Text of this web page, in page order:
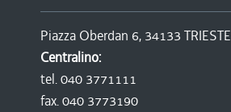
Piazza Oberdan 6, 34133 TRIESTE
Centralino:
tel. 040 3771111
fax. 040 3773190